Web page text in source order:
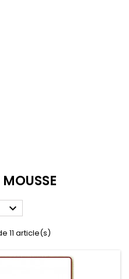

11 article(s)